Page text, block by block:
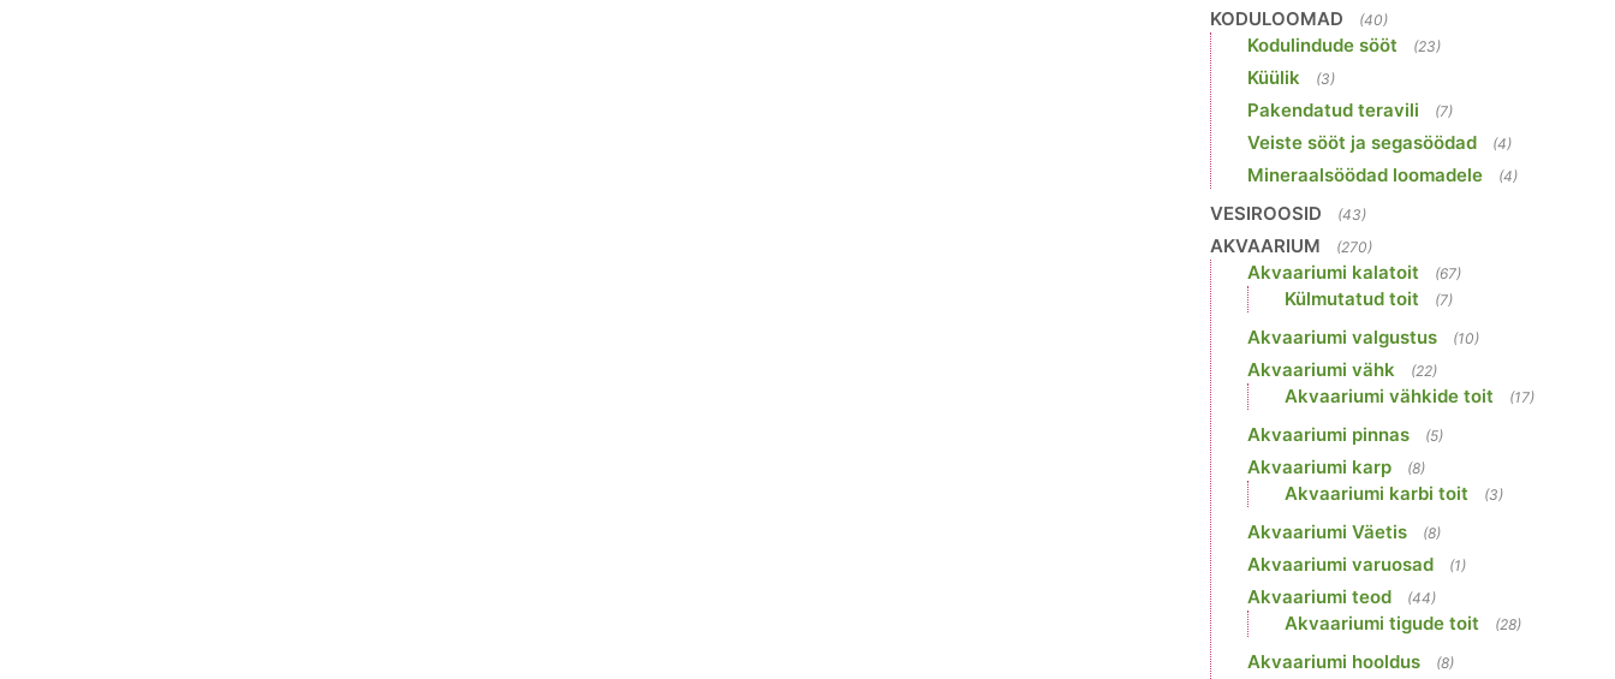
KODULOOMAD (40)
Kodulindude sööt (23)
Küülik (3)
Pakendatud teravili (7)
Veiste sööt ja segasöödad (4)
Mineraalsöödad loomadele (4)
VESIROOSID (43)
AKVAARIUM (270)
Akvaariumi kalatoit (67)
Külmutatud toit (7)
Akvaariumi valgustus (10)
Akvaariumi vähk (22)
Akvaariumi vähkide toit (17)
Akvaariumi pinnas (5)
Akvaariumi karp (8)
Akvaariumi karbi toit (3)
Akvaariumi Väetis (8)
Akvaariumi varuosad (1)
Akvaariumi teod (44)
Akvaariumi tigude toit (28)
Akvaariumi hooldus (8)